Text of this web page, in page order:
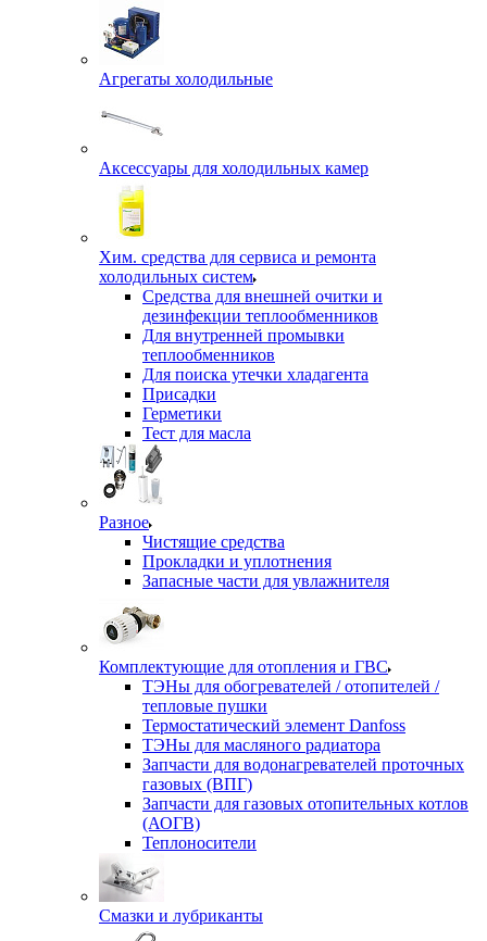
Агрегаты холодильные
Аксессуары для холодильных камер
Хим. средства для сервиса и ремонта
холодильных систем
Средства для внешней очитки и
дезинфекции теплообменников
Для внутренней промывки
теплообменников
Для поиска утечки хладагента
Присадки
Герметики
Тест для масла
Разное
Чистящие средства
Прокладки и уплотнения
Запасные части для увлажнителя
Комплектующие для отопления и ГВС
ТЭНы для обогревателей / отопителей /
тепловые пушки
Термостатический элемент Danfoss
ТЭНы для масляного радиатора
Запчасти для водонагревателей проточных
газовых (ВПГ)
Запчасти для газовых отопительных котлов
(АОГВ)
Теплоносители
Смазки и лубриканты